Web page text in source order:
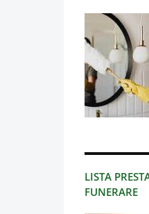
LISTA
FUNERARE